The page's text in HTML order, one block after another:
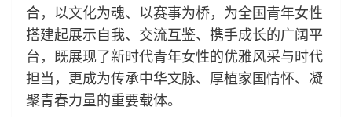
合，以文化为魂、以赛事为桥，为全国青年女性
搭建起展示自我、交流互鉴、携手成长的广阔平
台，既展现了新时代青年女性的优雅风采与时代
担当，更成为传承中华文脉、厚植家国情怀、凝
聚青春力量的重要载体。